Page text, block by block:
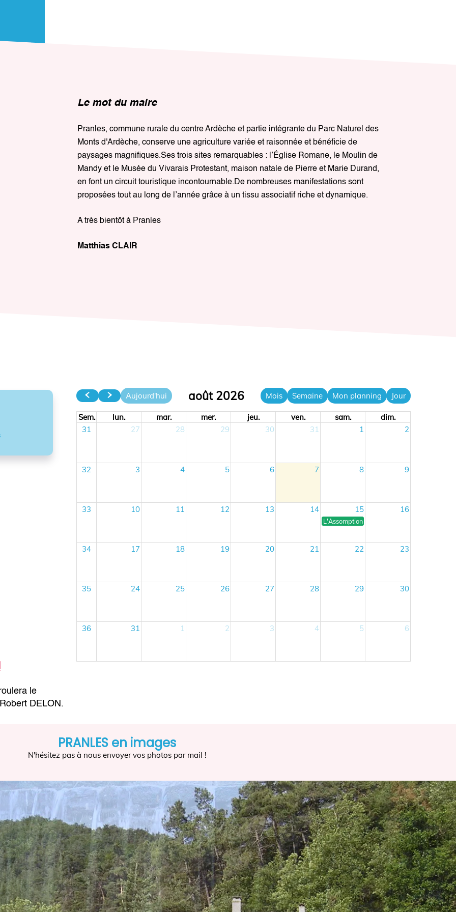
Le mot du maire
Pranles, commune rurale du centre Ardèche et partie intégrante du Parc Naturel des
Monts d'Ardèche, conserve une agriculture variée et raisonnée et bénéficie de
paysages magnifiques.Ses trois sites remarquables : l’Église Romane, le Moulin de
Mandy et le Musée du Vivarais Protestant, maison natale de Pierre et Marie Durand,
en font un circuit touristique incontournable.De nombreuses manifestations sont
proposées tout au long de l’année grâce à un tissu associatif riche et dynamique.
A très bientôt à Pranles
Matthias CLAIR
Aujourd'hui Mois Semaine Mon planning Jour
août 2026
Sem. lun. mar. mer. jeu. ven. sam.
dim.
31
27 28 29 30 31 1 2
32 3 4 5 6 7 8 9
33 10 11 12 13 14 15 16
L'Assomption
34 17 18 19 20 21 22 23
35 24 25 26 27 28 29 30
36 31 1 2 3 4 5 6
le
DELON.
PRANLES en images
N'hésitez pas à nous envoyer vos photos par mail !